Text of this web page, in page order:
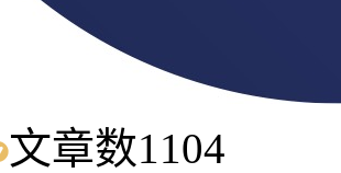
文章数1104